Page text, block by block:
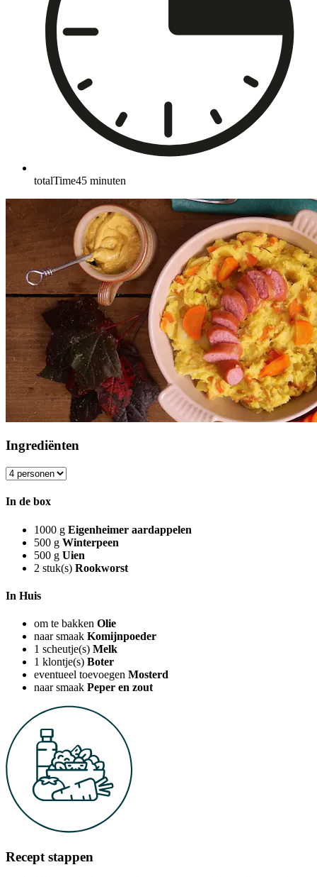
totalTime45 minuten
Ingrediënten
In de box
1000 g Eigenheimer aardappelen
500 g Winterpeen
500 g Uien
2 stuk(s) Rookworst
In Huis
om te bakken Olie
naar smaak Komijnpoeder
1 scheutje(s) Melk
1 klontje(s) Boter
eventueel toevoegen Mosterd
naar smaak Peper en zout
Recept stappen